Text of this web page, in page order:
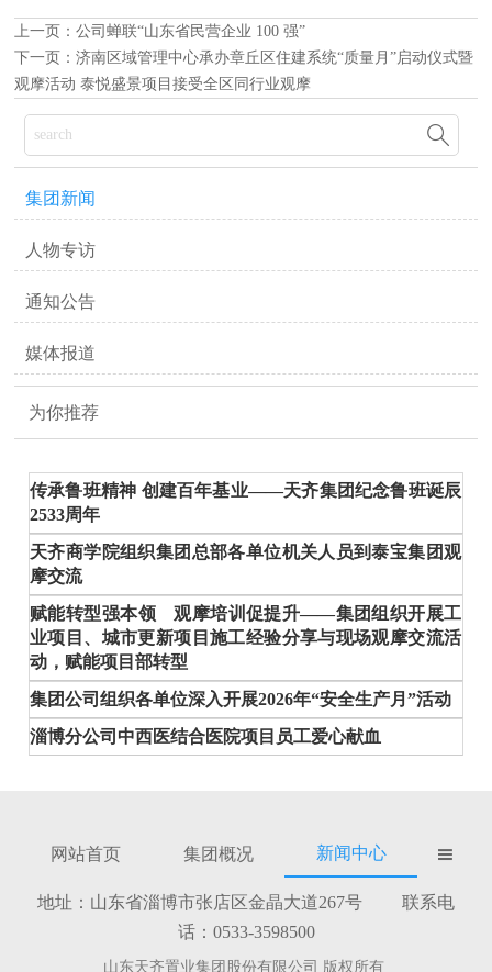
上一页：公司蝉联“山东省民营企业 100 强”
下一页：济南区域管理中心承办章丘区住建系统“质量月”启动仪式暨
观摩活动 泰悦盛景项目接受全区同行业观摩

集团新闻
人物专访
通知公告
媒体报道
为你推荐
传承鲁班精神 创建百年基业——天齐集团纪念鲁班诞辰
2533周年
天齐商学院组织集团总部各单位机关人员到泰宝集团观
摩交流
赋能转型强本领 观摩培训促提升——集团组织开展工
业项目、城市更新项目施工经验分享与现场观摩交流活
动，赋能项目部转型
集团公司组织各单位深入开展2026年“安全生产月”活动
淄博分公司中西医结合医院项目员工爱心献血
网站首页 集团概况 新闻中心 
地址：山东省淄博市张店区金晶大道267号 联系电
话：0533-3598500
山东天齐置业集团股份有限公司 版权所有